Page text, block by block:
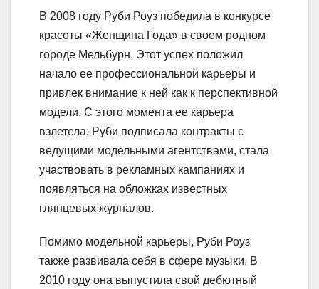
В 2008 году Руби Роуз победила в конкурсе
красоты «Женщина Года» в своем родном
городе Мельбурн. Этот успех положил
начало ее профессиональной карьеры и
привлек внимание к ней как к перспективной
модели. С этого момента ее карьера
взлетела: Руби подписала контракты с
ведущими модельными агентствами, стала
участвовать в рекламных кампаниях и
появляться на обложках известных
глянцевых журналов.
Помимо модельной карьеры, Руби Роуз
также развивала себя в сфере музыки. В
2010 году она выпустила свой дебютный